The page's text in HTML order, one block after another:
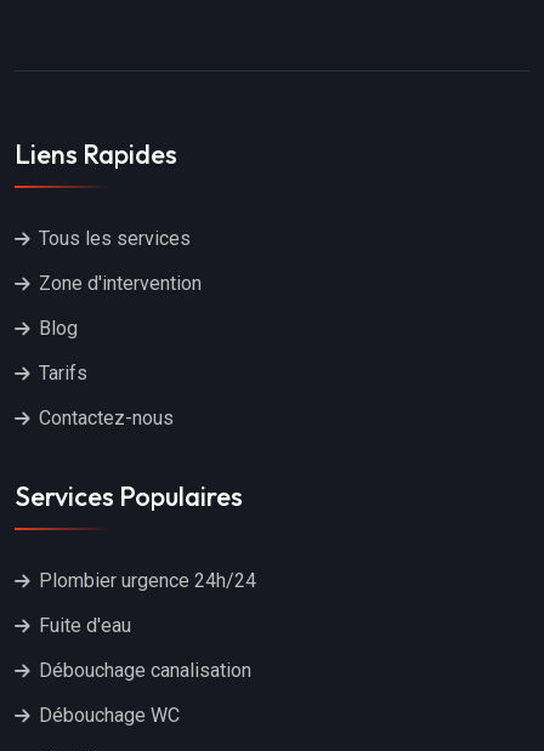
Liens Rapides
Tous les services
Zone d'intervention
Blog
Tarifs
Contactez-nous
Services Populaires
Plombier urgence 24h/24
Fuite d'eau
Débouchage canalisation
Débouchage WC